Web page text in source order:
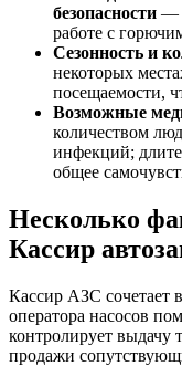
безопасности —
работе с
Сезонность и
некоторых
посещаемости,
Возможные
количеством
инфекций;
общее
Несколько
Кассир
Кассир АЗС сочетает
оператора насосов
контролирует выдачу
продажи